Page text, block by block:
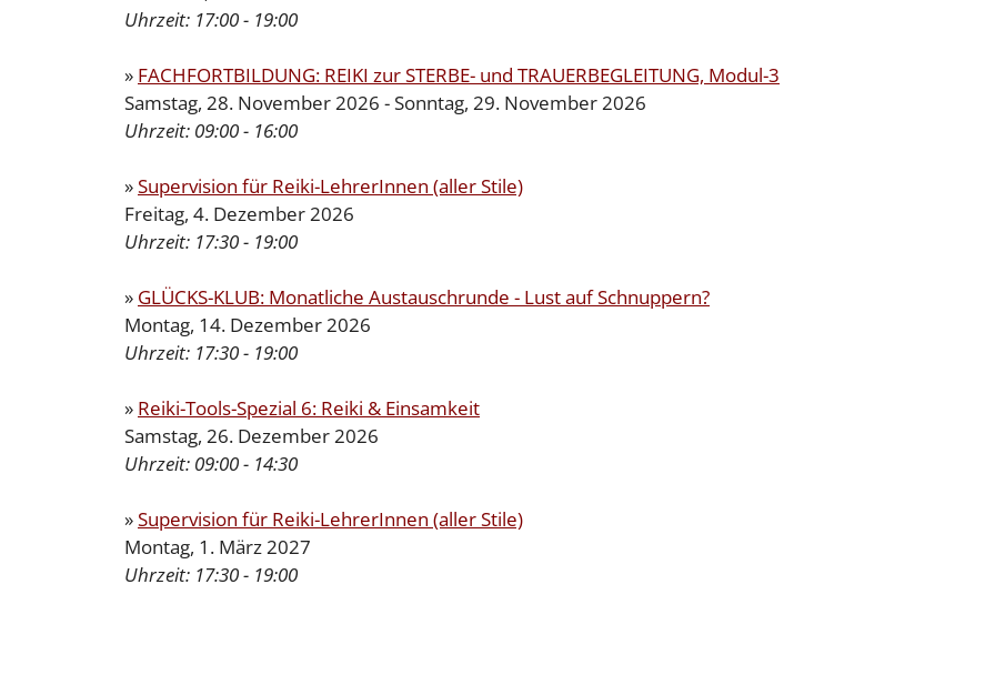
Uhrzeit: 17:00 - 19:00
» FACHFORTBILDUNG: REIKI zur STERBE- und TRAUERBEGLEITUNG, Modul-3
Samstag, 28. November 2026 - Sonntag, 29. November 2026
Uhrzeit: 09:00 - 16:00
»Supervision für Reiki-LehrerInnen (aller Stile)
Freitag, 4. Dezember 2026
Uhrzeit: 17:30 - 19:00
» GLÜCKS-KLUB: Monatliche Austauschrunde - Lust auf Schnuppern?
Montag, 14. Dezember 2026
Uhrzeit: 17:30 - 19:00
» Reiki-Tools-Spezial 6: Reiki & Einsamkeit
Samstag, 26. Dezember 2026
Uhrzeit: 09:00 - 14:30
»Supervision für Reiki-LehrerInnen (aller Stile)
Montag, 1. März 2027
Uhrzeit: 17:30 - 19:00